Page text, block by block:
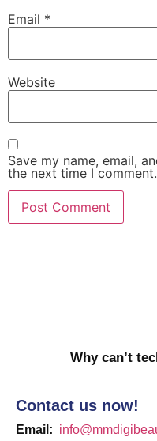
Email *
Website
Save my name, email,
the next time I comment.
Why can’t
Contact us now!
Email: